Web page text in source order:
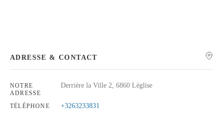
ADRESSE & CONTACT
NOTRE
ADRESSE
Derrière la Ville 2, 6860 Léglise
TÉLÉPHONE +3263233831